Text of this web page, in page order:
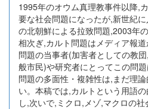
1995年のオウム真理教事件以降,
要な社会問題になったが,新世紀
の北朝鮮による拉致問題,2003年
相次ぎ,カルト問題はメディア報
問題の当事者(加害者としての教
般市民)や研究者にとってこの問
問題の多面性・複雑性は,まだ理
い。本稿では,カルトという用語
し,次いで,ミクロ,メゾ,マクロの